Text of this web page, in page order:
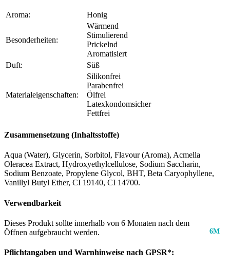
Aroma: Honig
Besonderheiten:
Wärmend
Stimulierend
Prickelnd
Aromatisiert
Duft:
Süß
Materialeigenschaften:
Silikonfrei
Parabenfrei
Ölfrei
Latexkondomsicher
Fettfrei
Zusammensetzung (Inhaltsstoffe)
Aqua (Water), Glycerin, Sorbitol, Flavour (Aroma), Acmella
Oleracea Extract, Hydroxyethylcellulose, Sodium Saccharin,
Sodium Benzoate, Propylene Glycol, BHT, Beta Caryophyllene,
Vanillyl Butyl Ether, CI 19140, CI 14700.
6M
Verwendbarkeit
Dieses Produkt sollte innerhalb von 6 Monaten nach dem
Öffnen aufgebraucht werden.
Pflichtangaben und Warnhinweise nach GPSR*: